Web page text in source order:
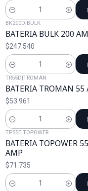
Cantidad
BK200D|BULK
BATERIA BULK 200
$247.540
Cantidad
TR55D|TROMAN
BATERIA TROMAN 55
$53.961
Cantidad
TP55E|TOPOWER
BATERIA TOPOWER 55
AMP
$71.735
Cantidad